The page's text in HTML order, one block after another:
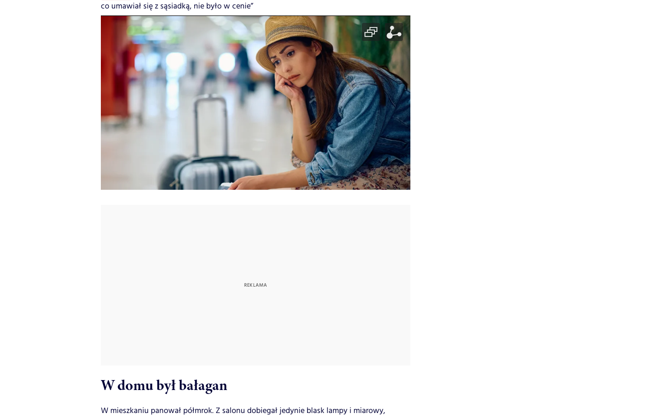
co umawiał się z sąsiadką, nie było w cenie”
W domu był bałagan
W mieszkaniu panował półmrok. Z salonu dobiegał jedynie blask lampy i miarowy,